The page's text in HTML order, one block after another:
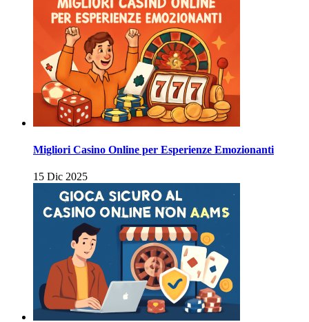
Migliori Casino Online per Esperienze Emozionanti
15 Dic 2025